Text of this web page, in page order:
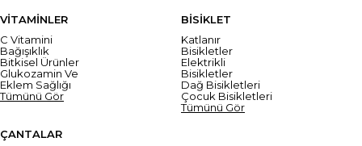
VİTAMİNLER
C Vitamini
Bağışıklık
Bitkisel Ürünler
Glukozamin Ve
Eklem Sağlığı
Tümünü Gör
BİSİKLET
Katlanır
Bisikletler
Elektrikli
Bisikletler
Dağ Bisikletleri
Çocuk Bisikletleri
Tümünü Gör
ÇANTALAR